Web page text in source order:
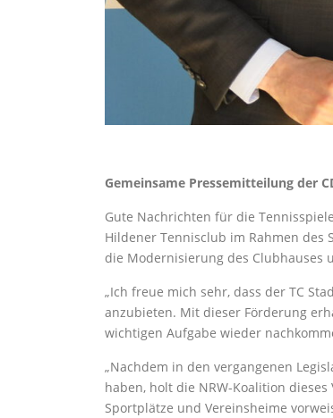
Gemeinsame Pressemitteilung der
Gute Nachrichten für die
Hildener Tennisclub im Rahmen des
die Modernisierung des Clubhauses
„Ich freue mich sehr, dass der TC
anzubieten. Mit dieser Förderung
wichtigen Aufgabe wieder
„Nachdem in den vergangenen
haben, holt die NRW-Koalition
Sportplätze und Vereinsheime